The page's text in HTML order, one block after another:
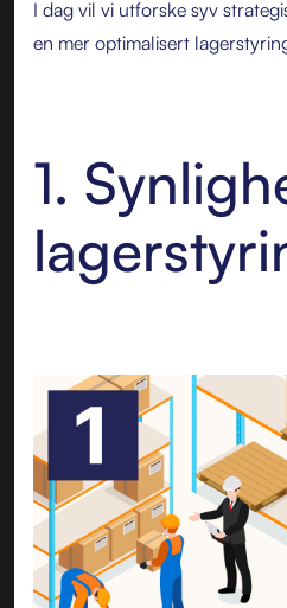
I dag vil vi utforske syv
en mer optimalisert
1.